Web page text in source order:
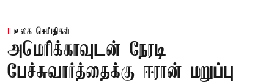
உலக செய்திகள்
அமெரிக்காவுடன் நேரடி
பேச்சுவார்த்தைக்கு ஈரான் மறுப்பு